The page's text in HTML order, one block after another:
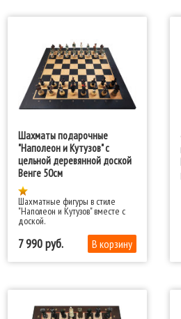
Шахматы подарочные
"Наполеон и Кутузов" с
цельной деревянной доской
Венге 50см
Шахматные фигуры в стиле
"Наполеон и Кутузов" вместе с
доской.
7 990